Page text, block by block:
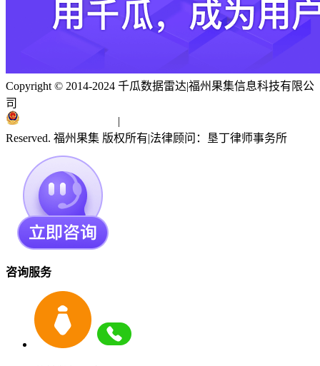
Copyright © 2014-2024 千瓜数据雷达|福州果集信息科技有限公
司
|
Reserved. 福州果集 版权所有|法律顾问：垦丁律师事务所
咨询服务